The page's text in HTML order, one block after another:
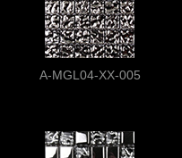
A-MGL04-XX-005